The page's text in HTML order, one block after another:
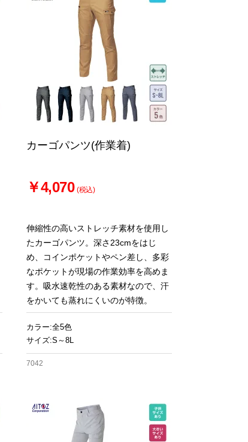
カーゴパンツ(作業着)
￥4,070 (税込)
伸縮性の高いストレッチ素材を使用し
たカーゴパンツ。深さ23cmをはじ
め、コインポケットやペン差し、多彩
なポケットが現場の作業効率を高めま
す。吸水速乾性のある素材なので、汗
をかいても蒸れにくいのが特徴。
カラー:全5色
サイズ:S～8L
7042